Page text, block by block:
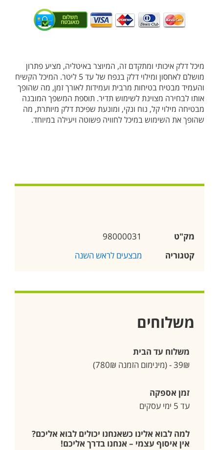
מיכל דלק איכותי ומתקדם זה, המיוצר באיטליה, מציע פתרון
מושלם לאחסון ומילוי דלק בנפח של עד 5 ליטר. המיכל הקשיח
והעמיד מבטיח בטיחות מרבית ועמידות לאורך זמן, מה שהופך
אותו לבחירה מצוינת לשימוש תדיר. תוספת המשפך המובנה
מבטיחה מילוי קל, נוח ונקי, ומונעת שפיכת דלק מיותרת, מה
שהופך את השימוש במיכל לחוויה פשוטה ויעילה במיוחד.
מק"ט
98000031
קטגוריה
מבצעים לראש השנה
משלוחים
משלוח עד הבית
39₪ - (מינימום הזמנה 780₪)
זמן אספקה
עד 5 ימי עסקים
למה לבוא אלינו כשאנחנו יכולים לבוא אליכם?
אין איסוף עצמי – אנחנו בדרך אליכם!